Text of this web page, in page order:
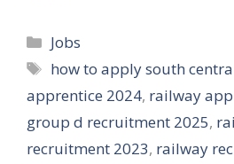
Categories
Jobs
Tags
how to apply south
apprentice 2024, railway
group d recruitment 2025,
recruitment 2023, railway